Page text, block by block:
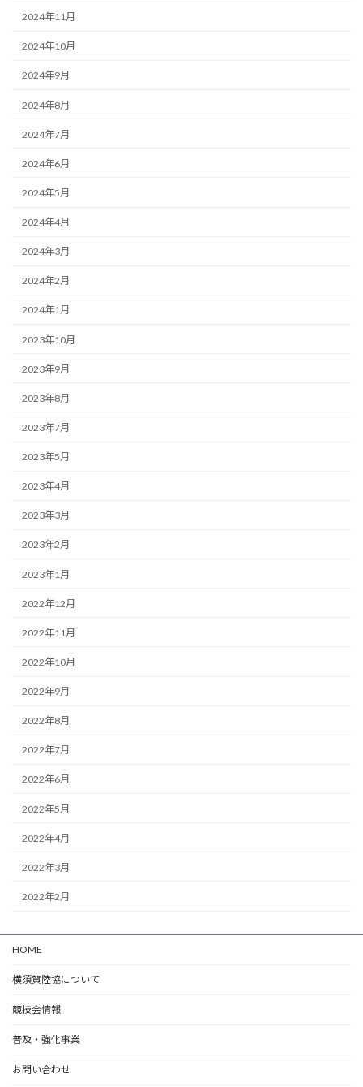
2024年11月
2024年10月
2024年9月
2024年8月
2024年7月
2024年6月
2024年5月
2024年4月
2024年3月
2024年2月
2024年1月
2023年10月
2023年9月
2023年8月
2023年7月
2023年5月
2023年4月
2023年3月
2023年2月
2023年1月
2022年12月
2022年11月
2022年10月
2022年9月
2022年8月
2022年7月
2022年6月
2022年5月
2022年4月
2022年3月
2022年2月
HOME
横須賀陸協について
競技会情報
普及・強化事業
お問い合わせ